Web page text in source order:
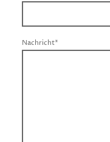
Nachricht*